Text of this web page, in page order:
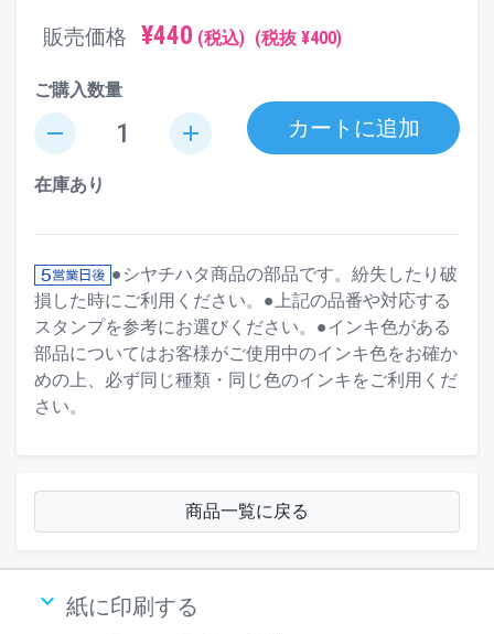
販売価格 ¥440 (税込) (税抜 ¥400)
ご購入数量
remove add カートに追加
在庫あり
●シヤチハタ商品の部品です。紛失したり破
損した時にご利用ください。●上記の品番や対応する
スタンプを参考にお選びください。●インキ色がある
部品についてはお客様がご使用中のインキ色をお確か
めの上、必ず同じ種類・同じ色のインキをご利用くだ
さい。
商品一覧に戻る
keyboard_arrow_down 紙に印刷する